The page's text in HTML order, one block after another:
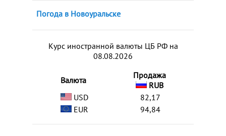
Погода в Новоуральске
Курс иностранной валюты ЦБ РФ на
08.08.2026
Валюта
Продажа
RUB
USD
82,17
EUR
94,84